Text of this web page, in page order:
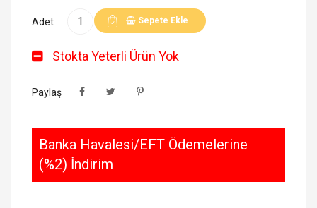
Adet Sepete Ekle
Stokta Yeterli Ürün Yok
Paylaş
Banka Havalesi/EFT Ödemelerine
(%2) İndirim